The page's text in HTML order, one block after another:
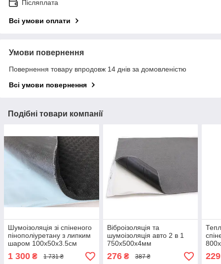
Післяплата
Всі умови оплати
Умови повернення
Повернення товару впродовж 14 днів за домовленістю
Всі умови повернення
Подібні товари компанії
Шумоізоляція зі спіненого
пінополіуретану з липким
шаром 100х50х3.5см
SoundProOFF SoundWave
35 (sp-0045)
1 300 ₴ 1 731 ₴
Віброізоляція та
шумоізоляція авто 2 в 1
750х500x4мм
SoundProOFF (sp-izomat-
4-мм)
276₴ 387 ₴
10)
229